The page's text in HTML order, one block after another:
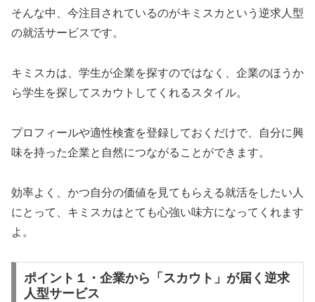
そんな中、今注目されているのがキミスカという逆求人型
の就活サービスです。
キミスカは、学生が企業を探すのではなく、企業のほうか
ら学生を探してスカウトしてくれるスタイル。
プロフィールや適性検査を登録しておくだけで、自分に興
味を持った企業と自然につながることができます。
効率よく、かつ自分の価値を見てもらえる就活をしたい人
にとって、キミスカはとても心強い味方になってくれます
よ。
ポイント１・企業から「スカウト」が届く逆求
人型サービス